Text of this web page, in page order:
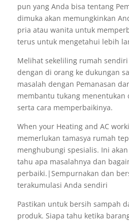
pun yang Anda bisa tentang
dimuka akan memungkinkan
pria atau wanita untuk
terus untuk mengetahui lebih
Melihat sekeliling rumah
dengan di orang ke dukungan
masalah dengan Pemanasan
membantu tukang menentukan
serta cara memperbaikinya.
When your Heating and AC
memerlukan tamasya rumah
menghubungi spesialis. Ini
tahu apa masalahnya dan
perbaiki.|Sempurnakan dan
terakumulasi Anda sendiri
Pastikan untuk bersih sampah
produk. Siapa tahu ketika